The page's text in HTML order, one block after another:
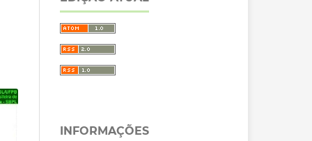
INFORMAÇÕES